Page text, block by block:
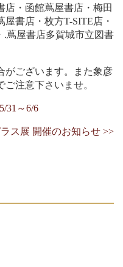
店・函館蔦屋書店・梅田
書店・枚方T-SITE店・
.蔦屋書店多賀城市立図書
ございます。また象彦
注意下さいませ。
31～6/6
ス展 開催のお知らせ >>